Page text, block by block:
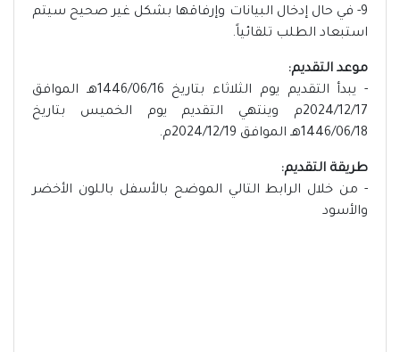
9- في حال إدخال البيانات وإرفاقها بشكل غير صحيح سيتم
استبعاد الطلب تلقائياً.
موعد التقديم:
- يبدأ التقديم يوم الثلاثاء بتاريخ 1446/06/16هـ الموافق
2024/12/17م وينتهي التقديم يوم الخميس بتاريخ
1446/06/18هـ الموافق 2024/12/19م.
طريقة التقديم:
- من خلال الرابط التالي الموضح بالأسفل باللون الأخضر
والأسود